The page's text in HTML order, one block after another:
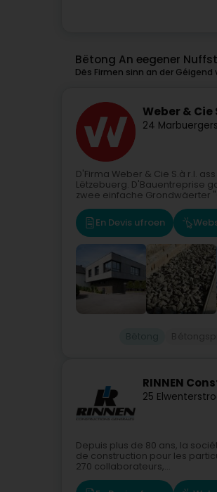
Bëtong An eegener
Dës Firmen sinn an der
Weber & Cie
24
D'Firma Weber & Cie S.à r.l.
Lëtzebuerg. D'Bauentreprise
zwee einfache Grondwäerter
En Devis ufroen
RINNEN
25
Depuis plus de 80 ans, la
de construction pour les
270 collaborateurs,...